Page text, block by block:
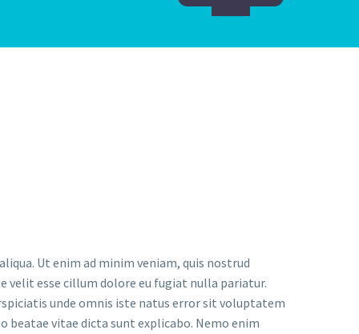
Ut enim ad minim veniam, quis nostrud
velit esse cillum dolore eu fugiat nulla pariatur.
unde omnis iste natus error sit voluptatem
vitae dicta sunt explicabo. Nemo enim